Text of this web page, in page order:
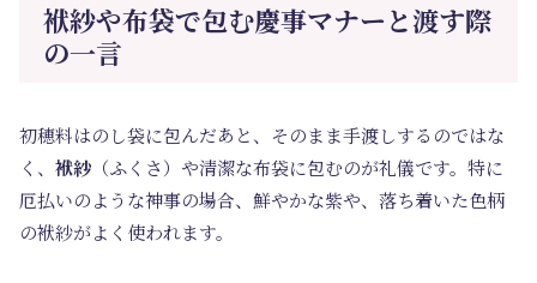
袱紗や布袋で包む慶事マナーと渡す際
の一言
初穂料はのし袋に包んだあと、そのまま手渡しするのではな
く、 袱紗 （ふくさ）や清潔な布袋に包むのが礼儀です。特に
厄払いのような神事の場合、鮮やかな紫や、落ち着いた色柄
の袱紗がよく使われます。